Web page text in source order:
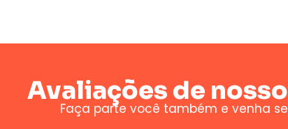
Avaliações de
Faça parte você também e venha